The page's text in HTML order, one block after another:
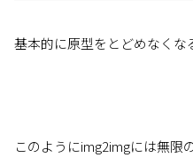
基本的に原型をとどめなくな
このようにimg2imgには無限